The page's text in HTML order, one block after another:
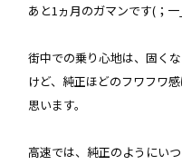
あと1ヵ月のガマンです(；一
街中での乗り心地は、固く
けど、純正ほどのフワフワ
思います。
高速では、純正のようにい